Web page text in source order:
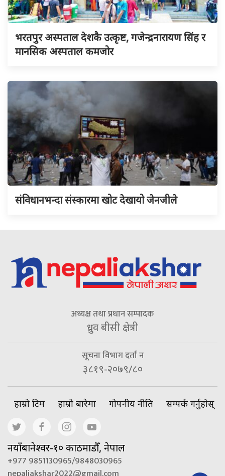
भरतपुर अस्पताल देशकै उत्कृष्ट, गजेन्द्रनारायण सिंह र
मानसिक अस्पताल कमजोर
संविधानभन्दा संस्कारमा खोट देखायो जेनजीले
अध्यक्ष तथा प्रधान सम्पादक
ध्रुव बीसी क्षेत्री
सूचना विभाग दर्ता न
३८१९-२०७९/८०
हाम्रो टिम हाम्रो बारेमा गोपनीय नीति सम्पर्क गर्नुहोस्
नयाँबानेश्वर-१० काठमाडौँ, नेपाल
+977 9851130965/9848030965